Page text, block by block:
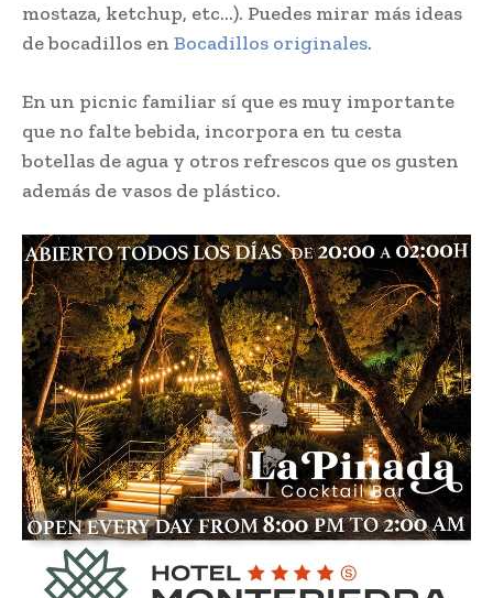
mostaza, ketchup, etc…). Puedes mirar más ideas
de bocadillos en Bocadillos originales.
En un picnic familiar sí que es muy importante
que no falte bebida, incorpora en tu cesta
botellas de agua y otros refrescos que os gusten
además de vasos de plástico.